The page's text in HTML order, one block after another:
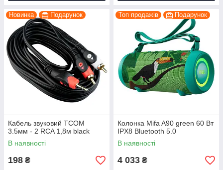
Новинка Подарунок
Кабель звуковий TCOM
3.5мм - 2 RCA 1,8м black
В наявності
198 ₴
Топ продажів Подарунок
Колонка Mifa A90 green 60 Вт
IPX8 Bluetooth 5.0
В наявності
4 033 ₴